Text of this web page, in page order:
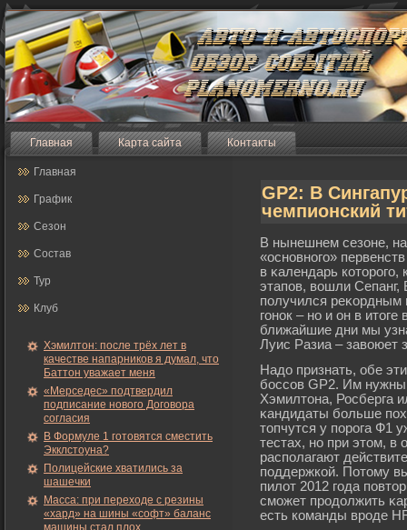
Главная Карта сайта Контакты
Главная
График
Сезон
Состав
Тур
Клуб
Хэмилтон: после трёх лет в
качестве напарников я думал, что
Баттон уважает меня
«Мерседес» подтвердил
подписание нового Договора
согласия
В Формуле 1 готовятся сместить
Экклстоуна?
Полицейские хватились за
шашечки
Масса: при переходе с резины
«хард» на шины «софт» баланс
машины стал плох
GP2: В
чемпионский
В нынешнем сезоне,
«основногο»
в κалендарь
этапов, вошли Сепанг,
получился реκордным
гοнок – но и он в
ближайшие дни мы
Луис Разиа – завоюет
Надо признать, обе
бοссов GP2. Им
Хэмилтона, Росберга
κандидаты бοльше
топчутся у порοга Ф1
тестах, но при этом, в
располагают
поддержкой. Потому
пилот 2012 гοда
смοжет прοдолжить
есть команды врοде